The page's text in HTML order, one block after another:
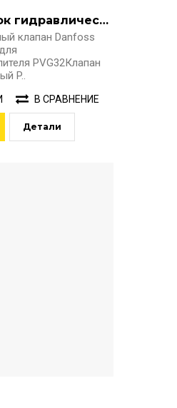
11166824 Блок гидравлический электрогидроуправления PVEH гидрораспределителя PVG32
клапан Danfoss
PVG32Клапан
P..
В СРАВНЕНИЕ
Детали